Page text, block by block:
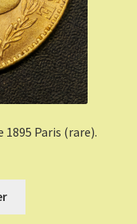
1895 Paris (rare).